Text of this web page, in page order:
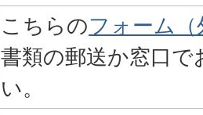
こちらのフォーム
書類の郵送か窓口
い。